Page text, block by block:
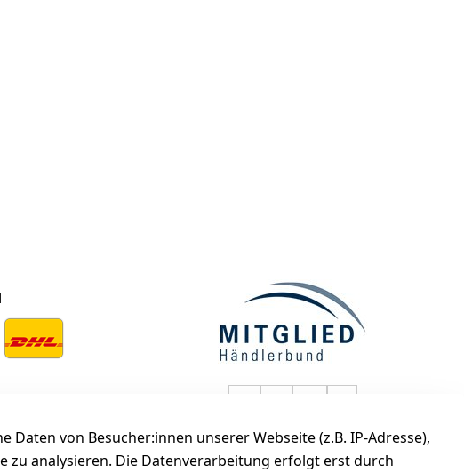
von Besucher:innen unserer Webseite (z.B. IP-Adresse),
zu analysieren. Die Datenverarbeitung erfolgt erst durch
lights.de